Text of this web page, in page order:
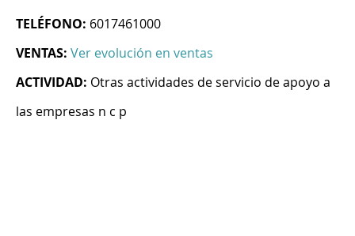
TELÉFONO: 6017461000
VENTAS: Ver evolución en ventas
ACTIVIDAD: Otras actividades de servicio de apoyo a
las empresas n c p